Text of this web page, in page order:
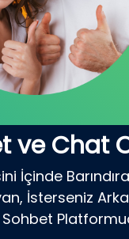
ve Chat
İçinde
İsterseniz